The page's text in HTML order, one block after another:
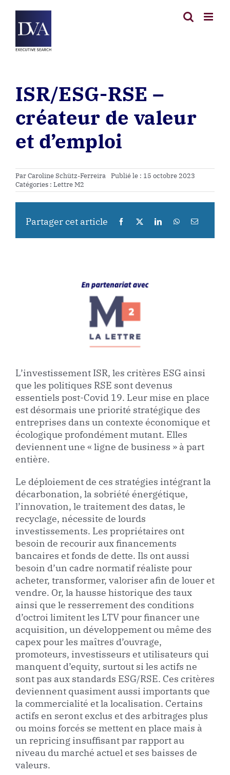
contenu
ISR/ESG-RSE –
créateur de valeur
et d’emploi
ParCaroline Schütz-Ferreira Publié le : 15 octobre 2023
Catégories : Lettre M2
Partager cet article
L’investissement ISR, les critères ESG ainsi
que les politiques RSE sont devenus
essentiels post-Covid 19. Leur mise en place
est désormais une priorité stratégique des
entreprises dans un contexte économique et
écologique profondément mutant. Elles
deviennent une « ligne de business » à part
entière.
Le déploiement de ces stratégies intégrant la
décarbonation, la sobriété énergétique,
l’innovation, le traitement des datas, le
recyclage, nécessite de lourds
investissements. Les propriétaires ont
besoin de recourir aux financements
bancaires et fonds de dette. Ils ont aussi
besoin d’un cadre normatif réaliste pour
acheter, transformer, valoriser afin de louer et
vendre. Or, la hausse historique des taux
ainsi que le resserrement des conditions
d’octroi limitent les LTV pour financer une
acquisition, un développement ou même des
capex pour les maîtres d’ouvrage,
promoteurs, investisseurs et utilisateurs qui
manquent d’equity, surtout si les actifs ne
sont pas aux standards ESG/RSE. Ces critères
deviennent quasiment aussi importants que
la commercialité et la localisation. Certains
actifs en seront exclus et des arbitrages plus
ou moins forcés se mettent en place mais à
un repricing insuffisant par rapport au
niveau du marché actuel et ses baisses de
valeurs.